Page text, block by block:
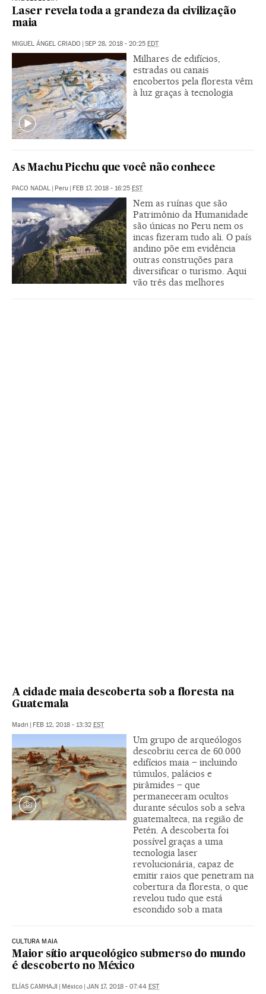
Laser revela toda a grandeza da civilização
maia
MIGUEL ÁNGEL CRIADO | SEP 28, 2018 - 20:25 EDT
Milhares de edifícios,
estradas ou canais
encobertos pela floresta vêm
à luz graças à tecnologia
As Machu Picchu que você não conhece
PACO NADAL | Peru | FEB 17, 2018 - 16:25 EST
Nem as ruínas que são
Patrimônio da Humanidade
são únicas no Peru nem os
incas fizeram tudo ali. O país
andino põe em evidência
outras construções para
diversificar o turismo. Aqui
vão três das melhores
A cidade maia descoberta sob a floresta na
Guatemala
Madri | FEB 12, 2018 - 13:32 EST
Um grupo de arqueólogos
descobriu cerca de 60.000
edifícios maia – incluindo
túmulos, palácios e
pirâmides – que
permaneceram ocultos
durante séculos sob a selva
guatemalteca, na região de
Petén. A descoberta foi
possível graças a uma
tecnologia laser
revolucionária, capaz de
emitir raios que penetram na
cobertura da floresta, o que
revelou tudo que está
escondido sob a mata
CULTURA MAIA
Maior sítio arqueológico submerso do mundo
é descoberto no México
ELÍAS CAMHAJI | México | JAN 17, 2018 - 07:44 EST